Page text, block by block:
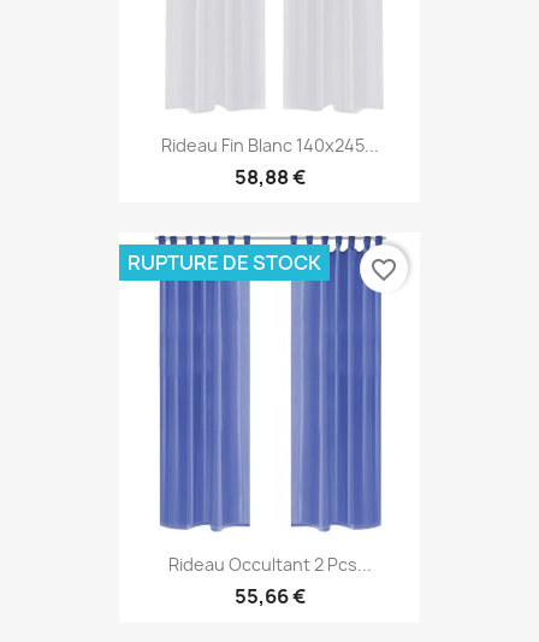
Rideau Fin Blanc 140x245...
58,88 €
Rideau Occultant 2 Pcs...
55,66 €
RUPTURE DE STOCK favorite_border